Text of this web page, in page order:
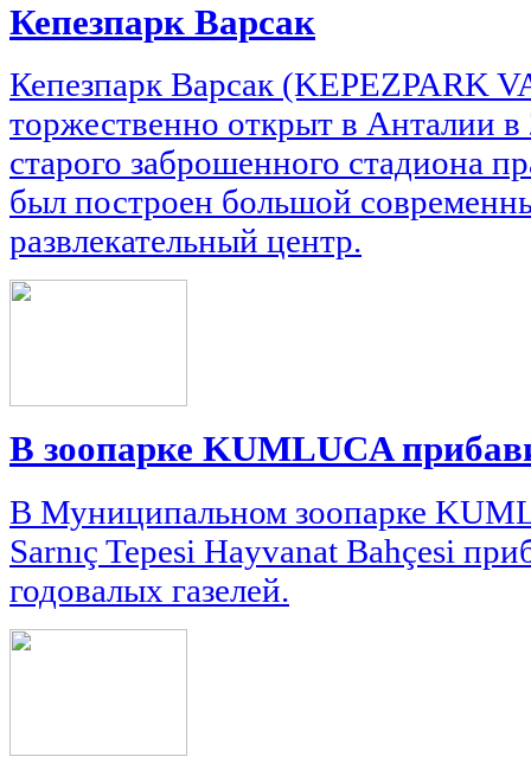
Кепезпарк Варсак
Кепезпарк Варсак (KEPEZPARK
торжественно открыт в Анталии
старого заброшенного стадиона
был построен большой
развлекательный центр.
В зоопарке KUMLUCA
В Муниципальном зоопарке
Sarnıç Tepesi Hayvanat Bahçesi
годовалых газелей.